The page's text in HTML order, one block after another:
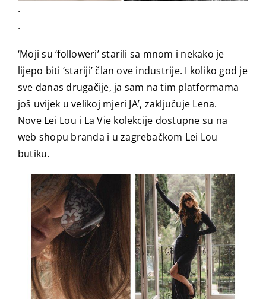
.
.
‘Moji su ‘followeri’ starili sa mnom i nekako je
lijepo biti ‘stariji’ član ove industrije. I koliko god je
sve danas drugačije, ja sam na tim platformama
još uvijek u velikoj mjeri JA’, zaključuje Lena.
Nove Lei Lou i La Vie kolekcije dostupne su na
web shopu branda i u zagrebačkom Lei Lou
butiku.